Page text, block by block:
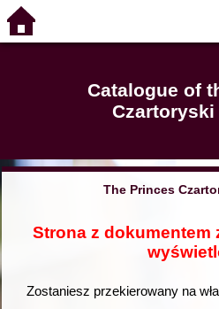
Catalogue of
The Princes
Strona z dokumentem
Zostaniesz przekierowany na